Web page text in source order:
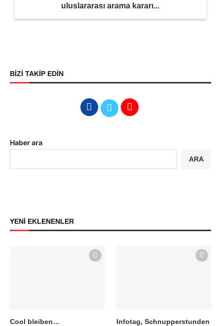
uluslararası arama kararı...
BİZİ TAKİP EDİN
Haber ara
ARA
YENİ EKLENENLER
Cool bleiben…
Infotag, Schnupperstunden